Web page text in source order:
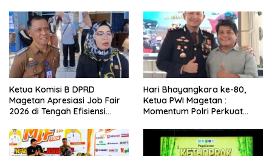
Ketua Komisi B DPRD
Magetan Apresiasi Job Fair
2026 di Tengah Efisiensi
Hari Bhayangkara ke-80,
Ketua PWI Magetan :
Momentum Polri Perkuat